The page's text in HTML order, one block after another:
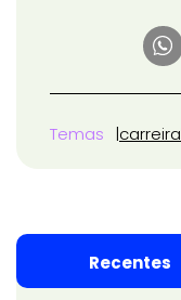
Temas carreira
Recentes